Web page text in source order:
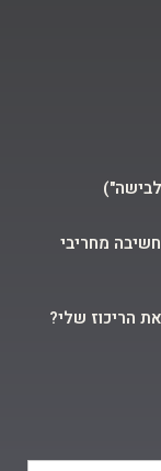
– חלק ב': 5 דפוסי חשיבה מחריבי
הריכוז שלי?